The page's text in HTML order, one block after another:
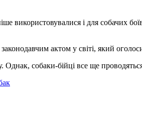
використовувалися і для собачих
актом у світі, який
Однак, собаки-бійці все ще